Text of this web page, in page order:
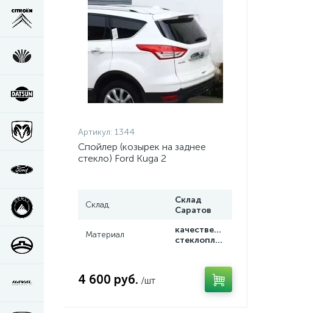
Артикул: 1344
Спойлер (козырек на заднее
стекло) Ford Kuga 2
Склад
Склад
Саратов
Материал
качественный
стеклопластик
4 600 руб. /шт